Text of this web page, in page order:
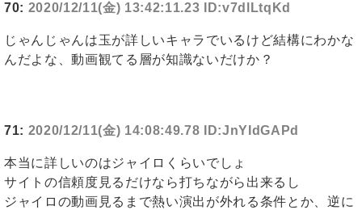
70: 2020/12/11(金) 13:42:11.23 ID:v7dlLtqKd
じゃんじゃんは玉が詳しいキャラでいるけど結構にわかな
んだよな、動画観てる層が知識ないだけか？
71: 2020/12/11(金) 14:08:49.78 ID:JnYIdGAPd
本当に詳しいのはジャイロくらいでしょ
サイトの信頼度見るだけなら打ちながら出来るし
ジャイロの動画見るまで熱い演出が外れる条件とか、逆に